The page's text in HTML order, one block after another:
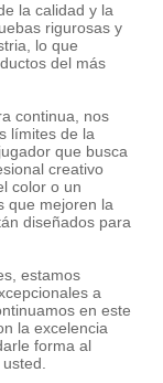
la calidad y la
rigurosas y
lo que
del más
continua, nos
límites de la
que busca
creativo
color o un
que mejoren la
diseñados para
estamos
a
en este
la excelencia
forma al